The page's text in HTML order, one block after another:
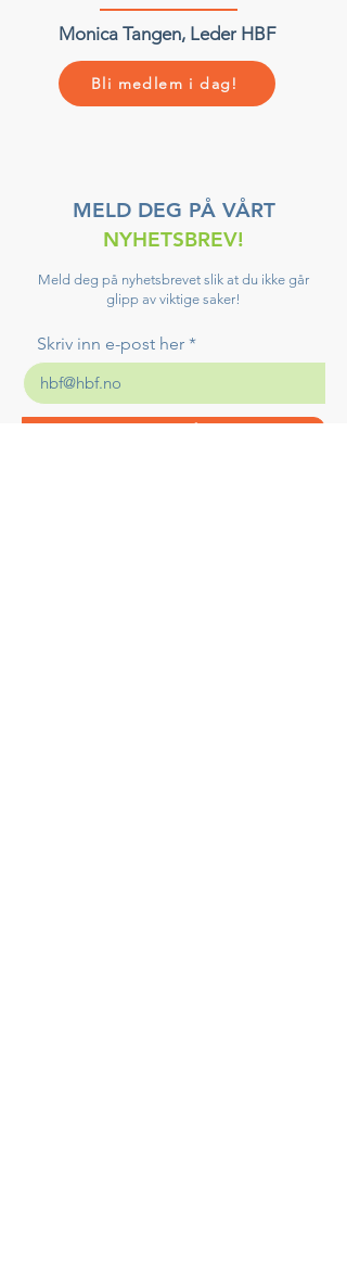
Monica Tangen, Leder HBF
Bli medlem i dag!
MELD DEG PÅ VÅRT
NYHETSBREV!
Meld deg på nyhetsbrevet slik at du ikke går
glipp av viktige saker!
Skriv inn e-post her
Meld på!